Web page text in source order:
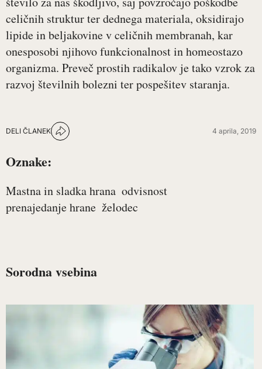
celičnih struktur ter dednega materiala, oksidirajo
lipide in beljakovine v celičnih membranah, kar
onesposobi njihovo funkcionalnost in homeostazo
organizma. Preveč prostih radikalov je tako vzrok za
razvoj številnih bolezni ter pospešitev staranja.
DELI ČLANEK 4 aprila, 2019
Oznake:
Mastna in sladka hrana odvisnost
prenajedanje hrane želodec
Sorodna vsebina